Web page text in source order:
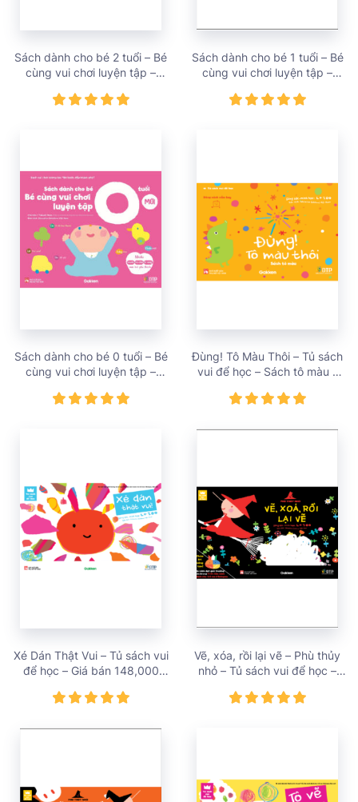
Sách dành cho bé 2 tuổi – Bé
cùng vui chơi luyện tập –
đã làm được! – giá bán
Sách dành cho bé 1 tuổi – Bé
cùng vui chơi luyện tập –
học điều hay – giá bán
Sách dành cho bé 0 tuổi – Bé
cùng vui chơi luyện tập –
bước đầu khám phá – giá bán
Đùng! Tô Màu Thôi – Tủ sách
vui để học – Sách tô màu –
68,000 vnđ
Xé Dán Thật Vui – Tủ sách vui
để học – Giá bán 148,000
Vẽ, xóa, rồi lại vẽ – Phù thủy
nhỏ – Tủ sách vui để học –